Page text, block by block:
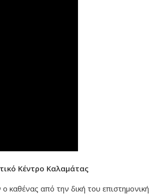
Κέντρο Καλαμάτας
καθένας από την δική του επιστημονική